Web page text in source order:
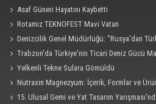
Asaf Güneri Hayatını Kaybetti
Rotamız TEKNOFEST Mavi Vatan
Denizcilik Genel Müdürlüğü: "Rusya'dan
Saldırısına Uğradı"
Trabzon'da Türkiye'nin Ticari Deniz Gücü
Yelkenli Tekne Sulara Gömüldü
Nutraxin Magnezyum: İçerik, Formlar ve
15. Ulusal Gemi ve Yat Tasarım